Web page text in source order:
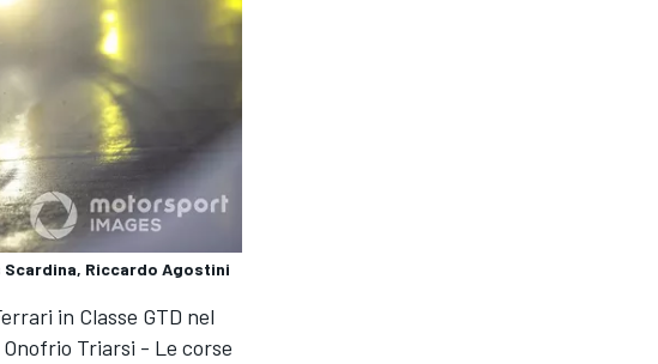
Riccardo Agostini
in Classe GTD nel
Triarsi - Le corse